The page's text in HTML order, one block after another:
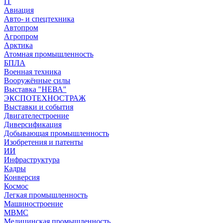
Авиация
Авто- и спецтехника
Автопром
Агропром
Арктика
Атомная промышленность
БПЛА
Военная техника
Вооружённые силы
Выставка "НЕВА"
ЭКСПОТЕХНОСТРАЖ
Выставки и события
Двигателестроение
Диверсификация
Добывающая промышленность
Изобретения и патенты
ИИ
Инфраструктура
Кадры
Конверсия
Космос
Легкая промышленность
Машиностроение
МВМС
Медицинская промышленность